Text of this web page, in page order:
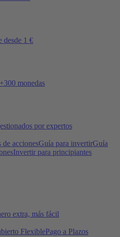
desde 1 €
300 monedas
por expertos
de accionesGuía para invertirGuía
Invertir para principiantes
extra, más fácil
FlexiblePago a Plazos